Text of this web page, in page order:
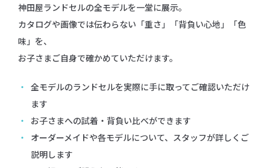
神田屋ランドセルの全モデルを一堂に展示。
カタログや画像では伝わらない「重さ」「背負い心地」「色
味」を、
お子さまご自身で確かめていただけます。
全モデルのランドセルを実際に手に取ってご確認いただけ
ます
お子さまへの試着・背負い比べができます
オーダーメイドや各モデルについて、スタッフが詳しくご
説明します